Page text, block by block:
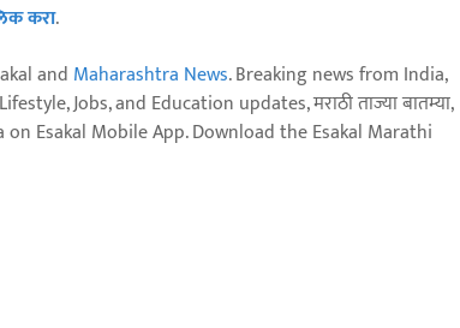
करा.
and Maharashtra News. Breaking news from India,
Jobs, and Education updates, मराठी ताज्या बातम्या,
on Esakal Mobile App. Download the Esakal Marathi